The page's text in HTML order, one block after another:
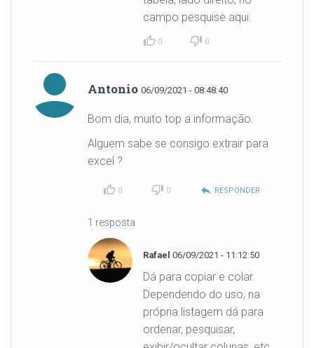
campo pesquise aqui.
0 0
Antonio 06/09/2021 - 08:48:40
Bom dia, muito top a informação.
Alguem sabe se consigo extrair para
excel ?
reply RESPONDER
0
0
1 resposta
Rafael 06/09/2021 - 11:12:50
Dá para copiar e colar.
Dependendo do uso, na
própria listagem dá para
ordenar, pesquisar,